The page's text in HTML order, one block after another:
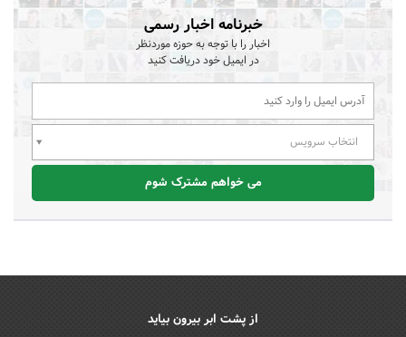
خبرنامه اخبار رسمی
اخبار را با توجه به حوزه موردنظر
در ایمیل خود دریافت کنید
انتخاب سرویس
می خواهم مشترک شوم
از پشت ابر بیرون بیاید